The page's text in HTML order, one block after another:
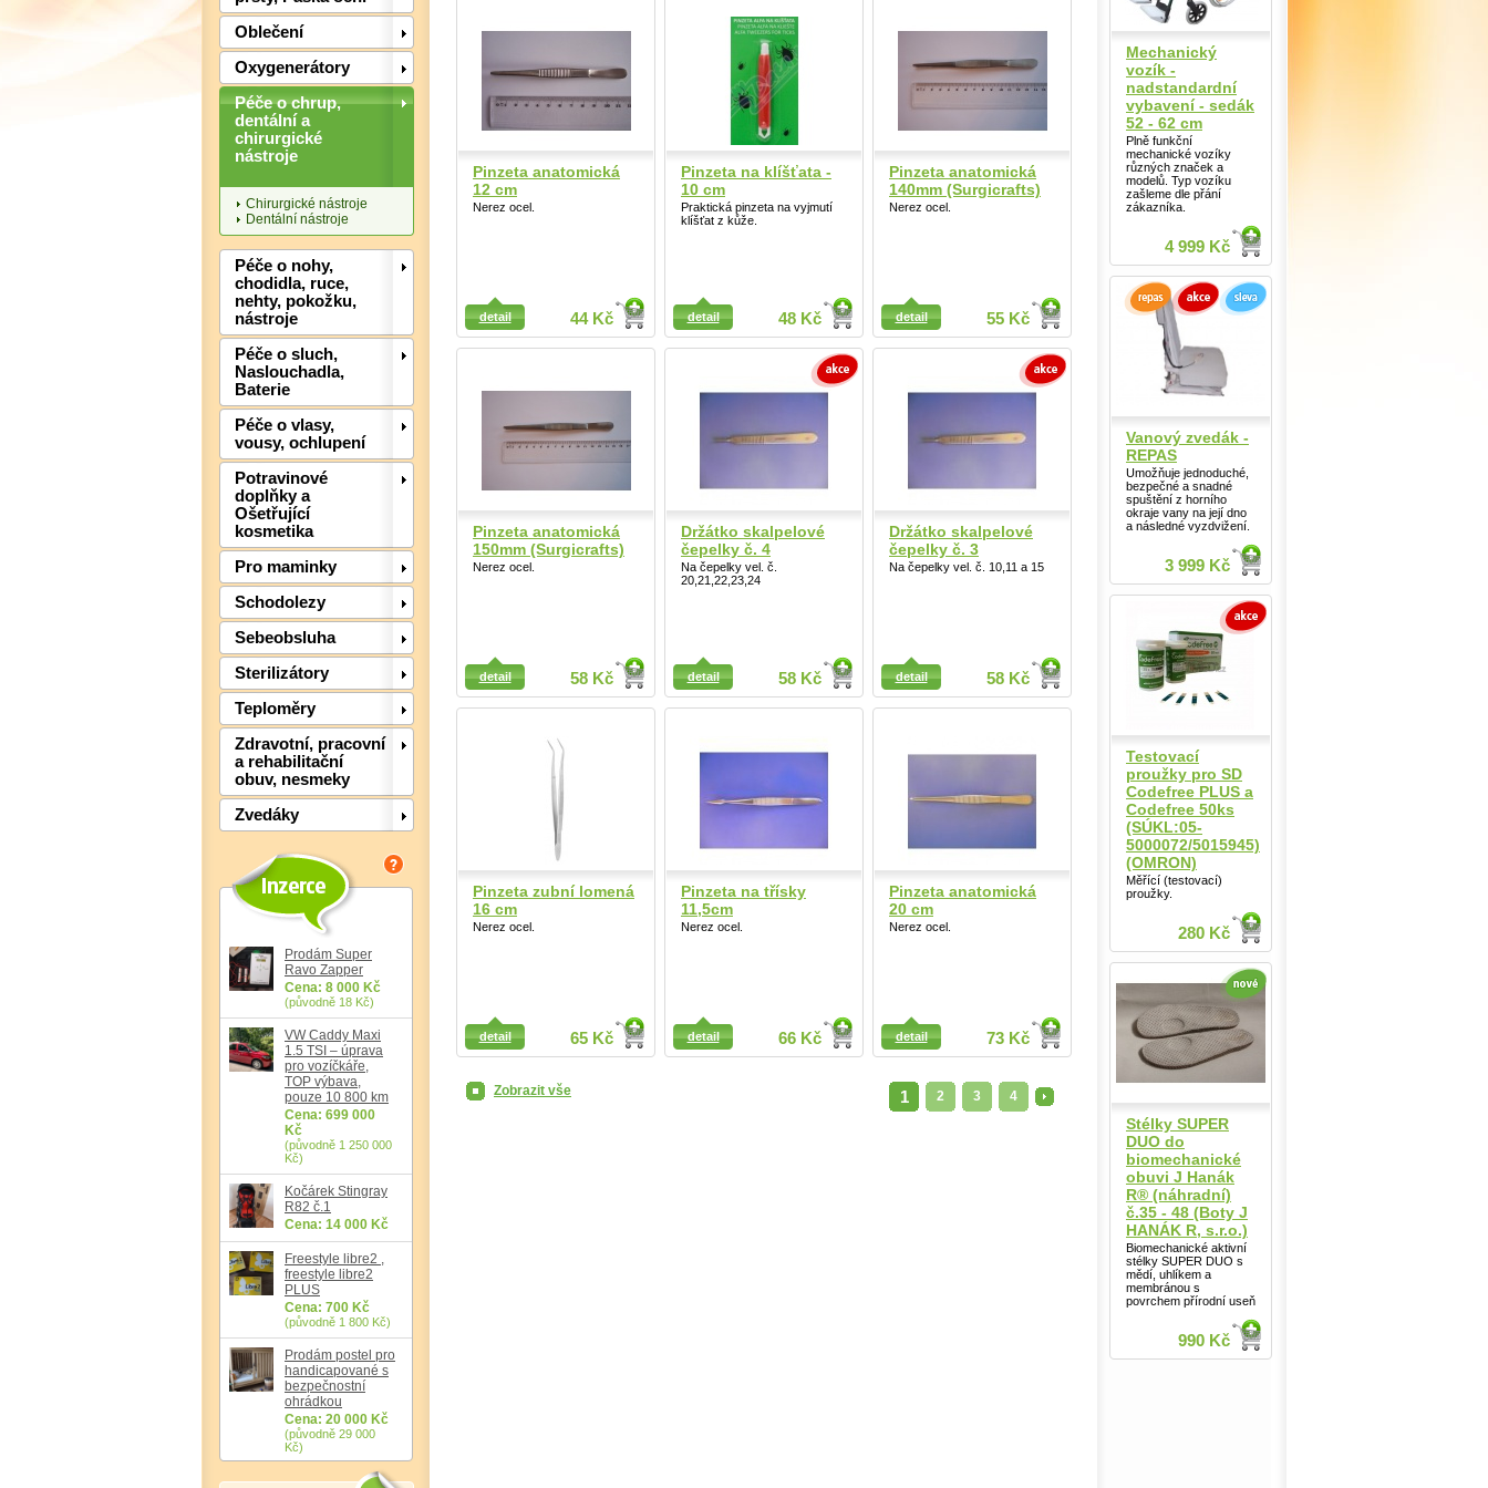
Oblečení
Oxygenerátory
Péče o chrup,
dentální a
chirurgické
nástroje
Chirurgické nástroje
Dentální nástroje
Péče o nohy,
chodidla, ruce,
nehty, pokožku,
nástroje
Péče o sluch,
Naslouchadla,
Baterie
Péče o vlasy,
vousy, ochlupení
Potravinové
doplňky a
Ošetřující
kosmetika
Pro maminky
Schodolezy
Sebeobsluha
Sterilizátory
Teploměry
Zdravotní, pracovní
a rehabilitační
obuv, nesmeky
Zvedáky
Prodám Super
Ravo Zapper
Cena: 8 000 Kč
(původně 18 Kč)
VW Caddy Maxi
1.5 TSI – úprava
pro vozíčkáře,
TOP výbava,
pouze 10 800 km
Cena: 699 000
Kč
(původně 1 250 000
Kč)
Kočárek Stingray
R82 č.1
Cena: 14 000 Kč
Freestyle libre2 ,
freestyle libre2
PLUS
Cena: 700 Kč
(původně 1 800 Kč)
Prodám postel pro
handicapované s
bezpečnostní
ohrádkou
Cena: 20 000 Kč
(původně 29 000
Kč)
Pinzeta anatomická
12 cm
Nerez ocel.
44 Kč
detail
Pinzeta na klíšťata -
10 cm
Praktická pinzeta na vyjmutí
klíšťat z kůže.
48 Kč
Detail
detail
Pinzeta anatomická
140mm (Surgicrafts)
Nerez ocel.
55 Kč
Detail
detail
Pinzeta anatomická
150mm (Surgicrafts)
Nerez ocel.
58 Kč
detail
Držátko skalpelové
čepelky č. 4
Na čepelky vel. č.
20,21,22,23,24
58 Kč
Detail
detail
Držátko skalpelové
čepelky č. 3
Na čepelky vel. č. 10,11 a 15
58 Kč
Detail
detail
Pinzeta zubní lomená
16 cm
Nerez ocel.
65 Kč
detail
Pinzeta na třísky
11,5cm
Nerez ocel.
66 Kč
Detail
detail
Pinzeta anatomická
20 cm
Nerez ocel.
73 Kč
Detail
detail
Zobrazit vše 1 2 3 4 >
Mechanický
vozík -
nadstandardní
vybavení - sedák
52 - 62 cm
Plně funkční
mechanické vozíky
různých značek a
modelů. Typ vozíku
zašleme dle přání
zákazníka.
4 999 Kč
Vanový zvedák -
REPAS
Umožňuje jednoduché,
bezpečné a snadné
spuštění z horního
okraje vany na její dno
a následné vyzdvižení.
3 999 Kč
Detail
Testovací
proužky pro SD
Codefree PLUS a
Codefree 50ks
(SÚKL:05-
5000072/5015945)
(OMRON)
Měřící (testovací)
proužky.
280 Kč
Detail
Stélky SUPER
DUO do
biomechanické
obuvi J Hanák
R® (náhradní)
č.35 - 48 (Boty J
HANÁK R, s.r.o.)
Biomechanické aktivní
stélky SUPER DUO s
mědí, uhlíkem a
membránou s
povrchem přírodní useň
990 Kč